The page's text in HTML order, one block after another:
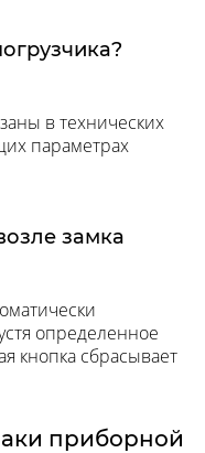
в технических
параметрах
замка
определенное
кнопка сбрасывает
приборной